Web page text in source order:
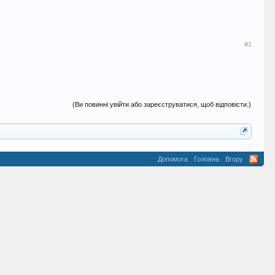
#1
(Ви повинні увійти або зареєструватися, щоб відповісти.)
Допомога Головна Вгору